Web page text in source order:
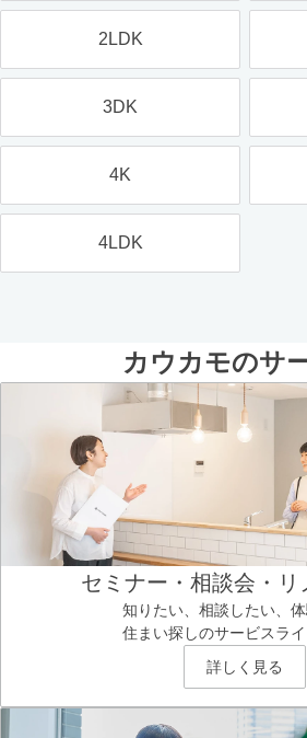
2LDK
3DK
4K
4LDK
カウカモのサ
セミナー・相談会・リ
知りたい、相談したい、
住まい探しのサービスラ
詳しく見る